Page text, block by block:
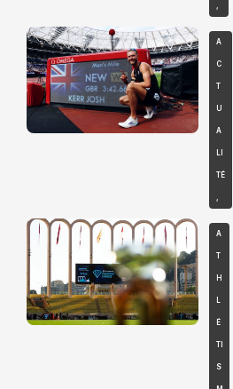
,
A
C
T
U
A
LI
TÉ
,
A
T
H
L
É
TI
S